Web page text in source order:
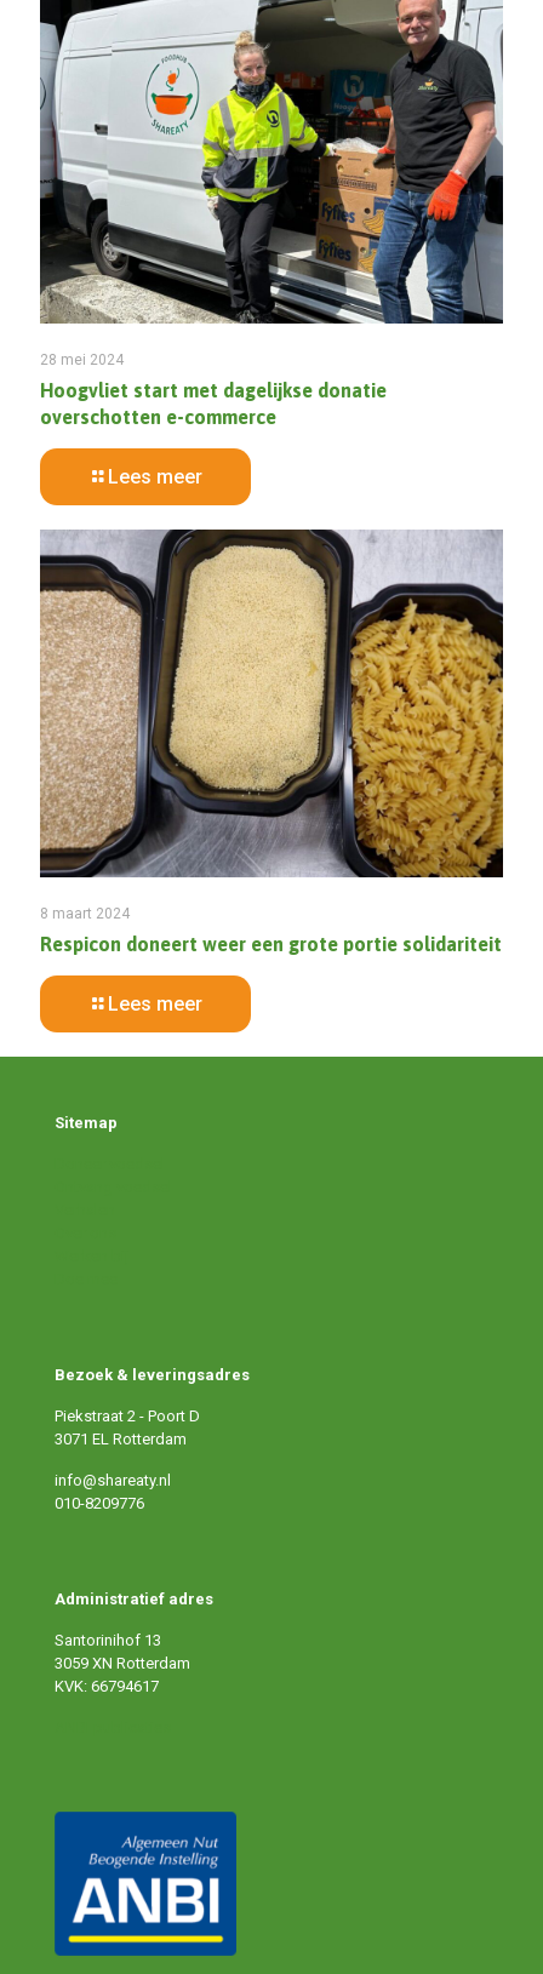
28 mei 2024
Hoogvliet start met dagelijkse donatie
overschotten e-commerce
Lees meer
8 maart 2024
Respicon doneert weer een grote portie solidariteit
Lees meer
Sitemap
Bezoek & leveringsadres
Piekstraat 2 - Poort D
3071 EL Rotterdam
info@shareaty.nl
010-8209776
Administratief adres
Santorinihof 13
3059 XN Rotterdam
KVK: 66794617